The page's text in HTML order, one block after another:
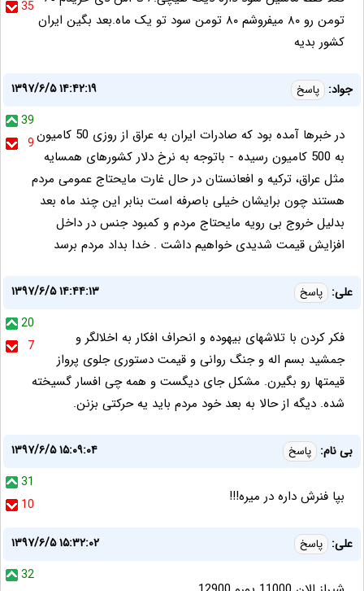
35
تومن رو ۸۰ میفروشم ۸۰ تومن سود تو یک ماه.بعد بگین ایران
کشور بدیه
جواد: پاسخ
۱۳۹۷/۶/۵ ۱۴:۴۲:۱۹
39
9در خبرها آمده بود که صادرات ایران به عراق از روزی 50 کامیون
به 500 کامیون رسیده - باتوجه به نرخ دلار کشورهای همسایه
مثل عراق، ترکیه و افعانستان در حال غارت مایحتاج عمومی مردم
هستند چون برایشان خیلی باصرفه است بنابر این چند ماه بعد
بدلیل خروج بی رویه مایحتاج مردم و کمبود جنس در داخل
افزایش قیمت شدیدی خواهیم داشت . خدا بداد مردم برسد
علی: پاسخ
۱۳۹۷/۶/۵ ۱۴:۴۴:۱۳
20
7
فکر کردن با تلاشهای بیهوده و انحراف افکار به اخلالگر و
جمشید بسم اله و جنگ روانی و قیمت دستوری جلوی پرواز
قیمتها رو بگیرن. مشکل جای دیگست و همه چی افسار گسیخته
شده. دیگه از حالا به بعد خود مردم باید یه حرکتی بزنن.
بی نام: پاسخ
۱۳۹۷/۶/۵ ۱۵:۰۹:۰۴
31
10
بپا فنرش داره در میره!!!
علی: پاسخ
۱۳۹۷/۶/۵ ۱۵:۳۲:۰۲
32